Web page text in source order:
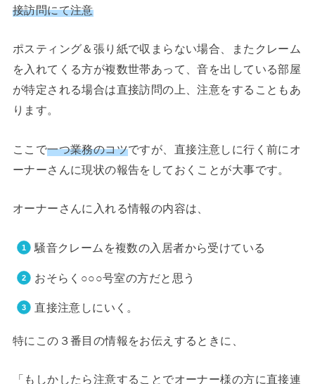
接訪問にて注意
ポスティング＆張り紙で収まらない場合、またクレーム
を入れてくる方が複数世帯あって、音を出している部屋
が特定される場合は直接訪問の上、注意をすることもあ
ります。
ここで一つ業務のコツですが、直接注意しに行く前にオ
ーナーさんに現状の報告をしておくことが大事です。
オーナーさんに入れる情報の内容は、
騒音クレームを複数の入居者から受けている
おそらく○○○号室の方だと思う
直接注意しにいく。
特にこの３番目の情報をお伝えするときに、
「もしかしたら注意することでオーナー様の方に直接連